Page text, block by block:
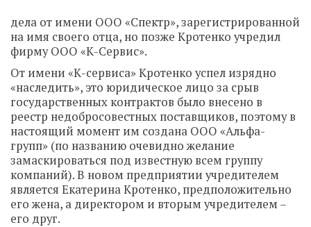
дела от имени ООО «Спектр», зарегистрированной
на имя своего отца, но позже Кротенко учредил
фирму ООО «К-Сервис».
От имени «К-сервиса» Кротенко успел изрядно
«наследить», это юридическое лицо за срыв
государственных контрактов было внесено в
реестр недобросовестных поставщиков, поэтому в
настоящий момент им создана ООО «Альфа-
групп» (по названию очевидно желание
замаскироваться под известную всем группу
компаний). В новом предприятии учредителем
является Екатерина Кротенко, предположительно
его жена, а директором и вторым учредителем –
его друг.